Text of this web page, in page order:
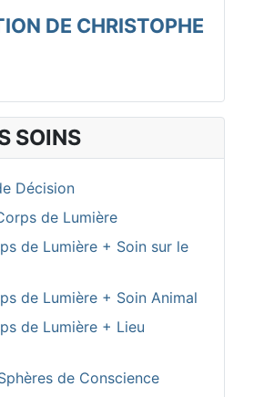
DE CHRISTOPHE
SOINS
Décision
de Lumière
de Lumière + Soin sur le
de Lumière + Soin Animal
de Lumière + Lieu
de Conscience